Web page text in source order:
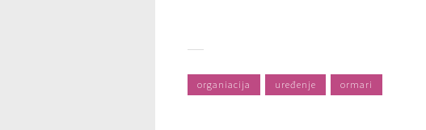
organiacija uređenje ormari